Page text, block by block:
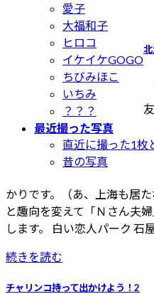
愛子
大福和子
ヒロコ
イケイケGOGO
ちびみほこ
いちみ
？？？
最近撮った写真
直近に撮った1枚
昔の写真
かりです。（あ、上海も居
と趣向を変えて「Ｎさん夫
します。 白い恋人パーク 石
続きを読む
チャリンコ持って出かけよう！2